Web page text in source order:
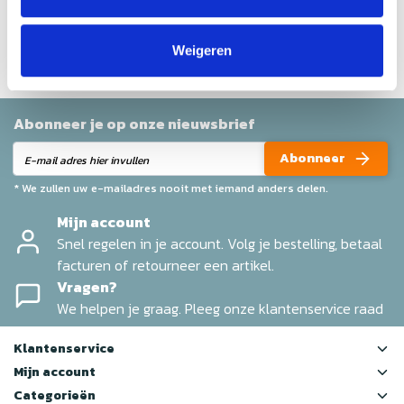
Weigeren
Help ons en andere klanten door het schrijven van een
Abonneer je op onze nieuwsbrief
Abonneer
* We zullen uw e-mailadres nooit met iemand anders delen.
Mijn account
Snel regelen in je account. Volg je bestelling, betaal
facturen of retourneer een artikel.
Vragen?
We helpen je graag. Pleeg onze klantenservice raad
Klantenservice
Mijn account
Categorieën